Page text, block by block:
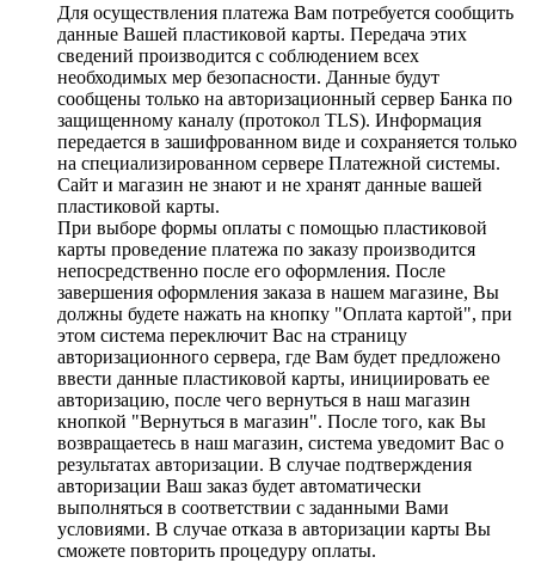
Для осуществления платежа Вам потребуется сообщить
данные Вашей пластиковой карты. Передача этих
сведений производится с соблюдением всех
необходимых мер безопасности. Данные будут
сообщены только на авторизационный сервер Банка по
защищенному каналу (протокол TLS). Информация
передается в зашифрованном виде и сохраняется только
на специализированном сервере Платежной системы.
Сайт и магазин не знают и не хранят данные вашей
пластиковой карты.
При выборе формы оплаты с помощью пластиковой
карты проведение платежа по заказу производится
непосредственно после его оформления. После
завершения оформления заказа в нашем магазине, Вы
должны будете нажать на кнопку "Оплата картой", при
этом система переключит Вас на страницу
авторизационного сервера, где Вам будет предложено
ввести данные пластиковой карты, инициировать ее
авторизацию, после чего вернуться в наш магазин
кнопкой "Вернуться в магазин". После того, как Вы
возвращаетесь в наш магазин, система уведомит Вас о
результатах авторизации. В случае подтверждения
авторизации Ваш заказ будет автоматически
выполняться в соответствии с заданными Вами
условиями. В случае отказа в авторизации карты Вы
сможете повторить процедуру оплаты.